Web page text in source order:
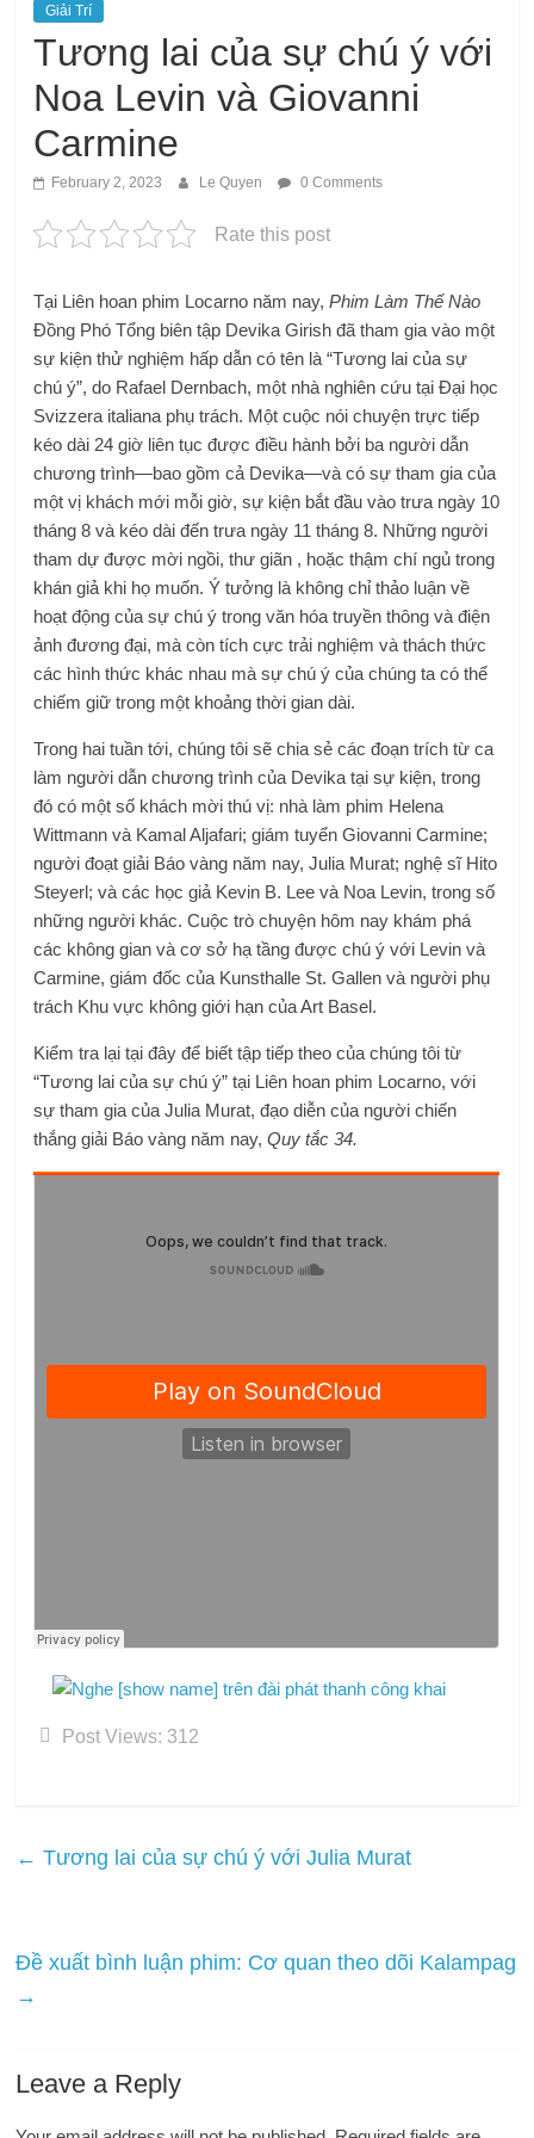
Giải Trí
Tương lai của sự chú ý với
Noa Levin và Giovanni
Carmine
February 2, 2023 Le Quyen 0 Comments
Rate this post
Tại Liên hoan phim Locarno năm nay,Phim Làm Thế Nào
Đồng Phó Tổng biên tập Devika Girish đã tham gia vào một
sự kiện thử nghiệm hấp dẫn có tên là “Tương lai của sự
chú ý”, do Rafael Dernbach, một nhà nghiên cứu tại Đại học
Svizzera italiana phụ trách. Một cuộc nói chuyện trực tiếp
kéo dài 24 giờ liên tục được điều hành bởi ba người dẫn
chương trình—bao gồm cả Devika—và có sự tham gia của
một vị khách mới mỗi giờ, sự kiện bắt đầu vào trưa ngày 10
tháng 8 và kéo dài đến trưa ngày 11 tháng 8. Những người
tham dự được mời ngồi, thư giãn , hoặc thậm chí ngủ trong
khán giả khi họ muốn. Ý tưởng là không chỉ thảo luận về
hoạt động của sự chú ý trong văn hóa truyền thông và điện
ảnh đương đại, mà còn tích cực trải nghiệm và thách thức
các hình thức khác nhau mà sự chú ý của chúng ta có thể
chiếm giữ trong một khoảng thời gian dài.
Trong hai tuần tới, chúng tôi sẽ chia sẻ các đoạn trích từ ca
làm người dẫn chương trình của Devika tại sự kiện, trong
đó có một số khách mời thú vị: nhà làm phim Helena
Wittmann và Kamal Aljafari; giám tuyển Giovanni Carmine;
người đoạt giải Báo vàng năm nay, Julia Murat; nghệ sĩ Hito
Steyerl; và các học giả Kevin B. Lee và Noa Levin, trong số
những người khác.Cuộc trò chuyện hôm nay khám phá
các không gian và cơ sở hạ tầng được chú ý với Levin và
Carmine, giám đốc của Kunsthalle St. Gallen và người phụ
trách Khu vực không giới hạn của Art Basel.
Kiểm tra lại tại đây để biết tập tiếp theo của chúng tôi từ
“Tương lai của sự chú ý” tại Liên hoan phim Locarno, với
sự tham gia của Julia Murat, đạo diễn của người chiến
thắng giải Báo vàng năm nay,Quy tắc 34.
Post Views: 312
← Tương lai của sự chú ý với Julia Murat
Đề xuất bình luận phim: Cơ quan theo dõi Kalampag
→
Leave a Reply